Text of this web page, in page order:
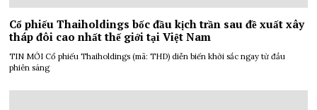
Cổ phiếu Thaiholdings bốc đầu kịch trần sau đề xuất xây
tháp đôi cao nhất thế giới tại Việt Nam
TIN MỚI Cổ phiếu Thaiholdings (mã: THD) diễn biến khởi sắc ngay từ đầu
phiên sáng